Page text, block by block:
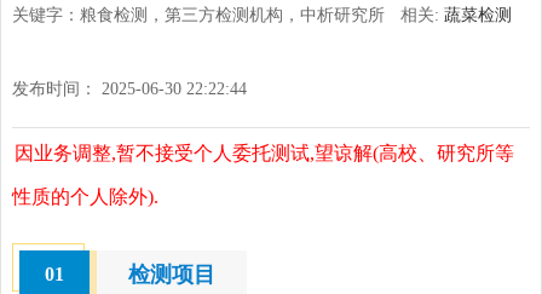
关键字：粮食检测，第三方检测机构，中析研究所 相关: 蔬菜检测
发布时间： 2025-06-30 22:22:44
因业务调整,暂不接受个人委托测试,望谅解(高校、研究所等
性质的个人除外).
01 检测项目